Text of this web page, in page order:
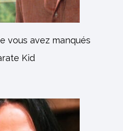
vous avez manqués
Kid